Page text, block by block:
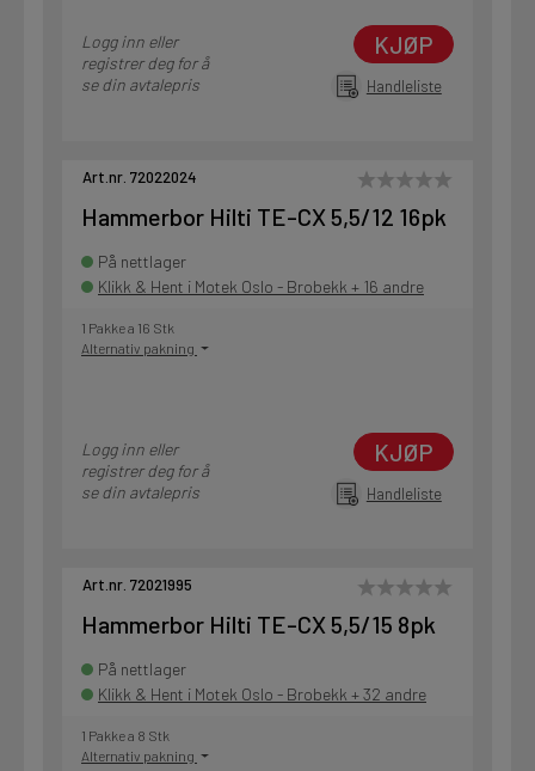
Logg inn eller
registrer deg for å
se din avtalepris
KJØP
Handleliste
Art.nr. 72022024
Hammerbor Hilti TE-CX 5,5/12 16pk
På nettlager
Klikk & Hent i Motek Oslo - Brobekk + 16 andre
1 Pakke a 16 Stk
Alternativ pakning
Logg inn eller
registrer deg for å
se din avtalepris
KJØP
Handleliste
Art.nr. 72021995
Hammerbor Hilti TE-CX 5,5/15 8pk
På nettlager
Klikk & Hent i Motek Oslo - Brobekk + 32 andre
1 Pakke a 8 Stk
Alternativ pakning